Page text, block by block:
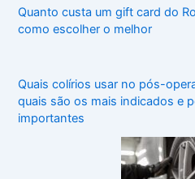
Quanto custa um gift card do
como escolher o melhor
Quais colírios usar no pós-
quais são os mais indicados e
importantes